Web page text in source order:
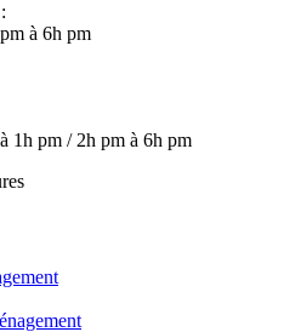
à 6h pm
1h pm / 2h pm à 6h pm